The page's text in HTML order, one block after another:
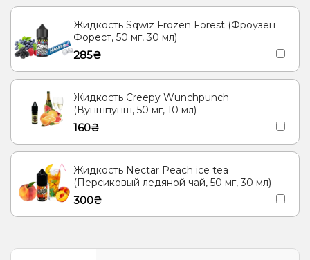
Жидкость Sqwiz Frozen Forest (Фроузен
Форест, 50 мг, 30 мл)
285₴
Жидкость Creepy Wunchpunch
(Вуншпунш, 50 мг, 10 мл)
160₴
Жидкость Nectar Peach ice tea
(Персиковый ледяной чай, 50 мг, 30 мл)
300₴